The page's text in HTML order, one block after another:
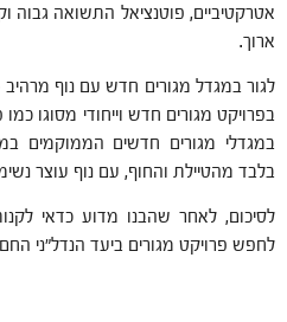
אטרקטיביים, פוטנציאל התשואה גבוה
ארוך.
לגור במגדל מגורים חדש עם נוף מרהיב
בפרויקט מגורים חדש וייחודי מסוגו
במגדלי מגורים חדשים הממוקמים
בלבד מהטיילת והחוף, עם נוף עוצר
לסיכום, לאחר שהבנו מדוע כדאי
לחפש פרויקט מגורים ביעד הנדל"ני